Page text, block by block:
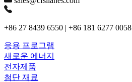
+86 27 8439 6550 | +86 181 6277 0058
응용 프로그램
새로운 에너지
전자제품
첨단 재료